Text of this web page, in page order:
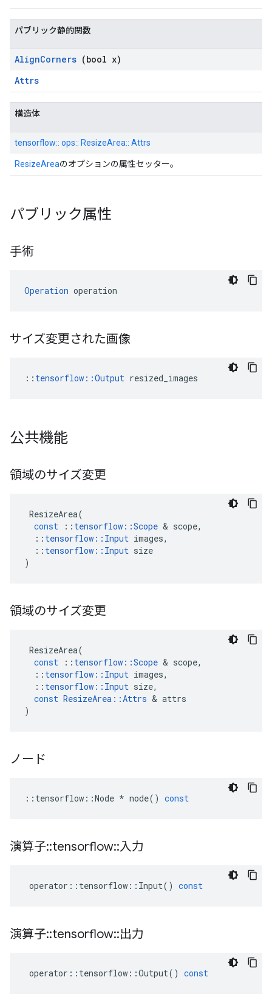
パブリック静的関数
AlignCorners (bool x)
Attrs
構造体
tensorflow:: ops:: ResizeArea:: Attrs
ResizeAreaのオプションの属性セッター。
パブリック属性
手術
Operation operation
サイズ変更された画像
:: tensorflow::Output resized_images
公共機能
領域のサイズ変更
ResizeArea(
const
:: tensorflow ::Scope & scope,
:: tensorflow :: Input images,
:: tensorflow :: Input size
)
領域のサイズ変更
ResizeArea(
const
:: tensorflow ::Scope & scope,
:: tensorflow :: Input images,
:: tensorflow :: Input size,
const ResizeArea ::Attrs & attrs
)
ノード
:: tensorflow ::Node * node() const
演算子::tensorflow::入力
operator :: tensorflow :: Input() const
演算子::tensorflow::出力
operator :: tensorflow ::Output() const